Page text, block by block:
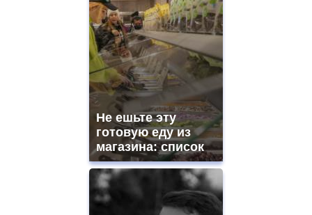
https://gradewatches.to/
https://www.replicasrelojes.to/
Не ешьте эту
готовую еду из
магазина: список